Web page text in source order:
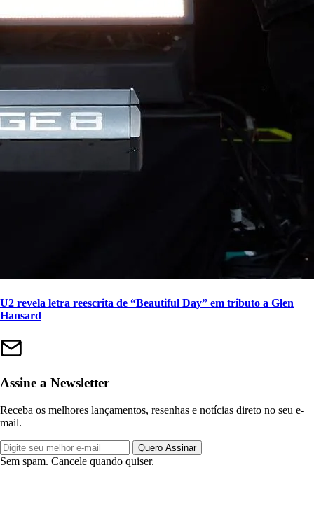
U2 revela letra reescrita de “Beautiful Day” em tributo a Glen
Hansard
Assine a Newsletter
Receba os melhores lançamentos, resenhas e notícias direto no seu e-
mail.
Quero Assinar
Sem spam. Cancele quando quiser.